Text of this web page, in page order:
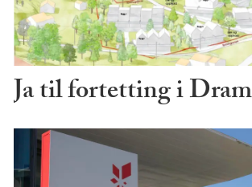
Ja til fortetting i